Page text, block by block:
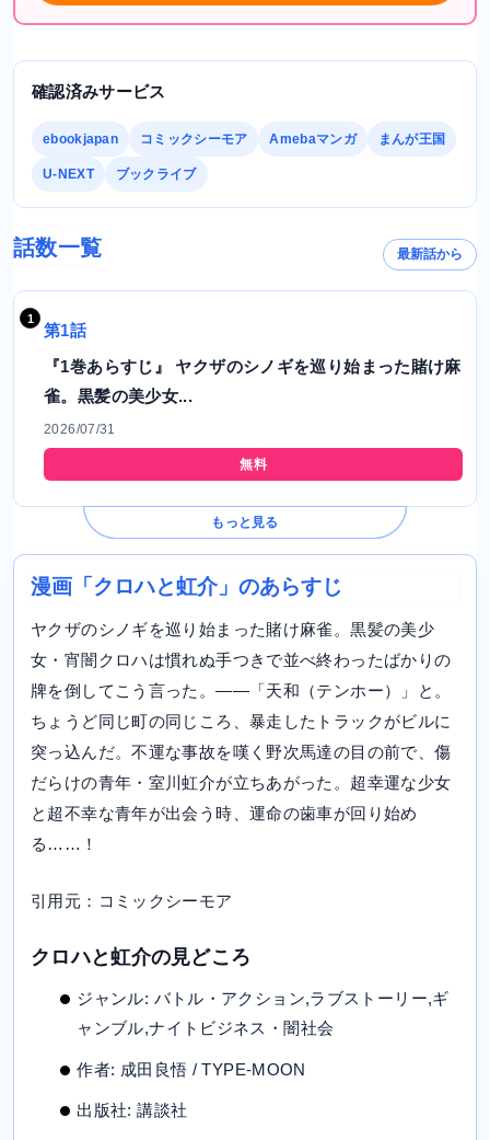
確認済みサービス
ebookjapan コミックシーモア Amebaマンガ まんが王国
U-NEXT ブックライブ
話数一覧 最新話から
第1話
『1巻あらすじ』 ヤクザのシノギを巡り始まった賭け麻
雀。黒髪の美少女...
2026/07/31
無料
もっと見る
漫画「クロハと虹介」のあらすじ
ヤクザのシノギを巡り始まった賭け麻雀。黒髪の美少
女・宵闇クロハは慣れぬ手つきで並べ終わったばかりの
牌を倒してこう言った。――「天和（テンホー）」と。
ちょうど同じ町の同じころ、暴走したトラックがビルに
突っ込んだ。不運な事故を嘆く野次馬達の目の前で、傷
だらけの青年・室川虹介が立ちあがった。超幸運な少女
と超不幸な青年が出会う時、運命の歯車が回り始め
る……！
引用元：コミックシーモア
クロハと虹介の見どころ
ジャンル: バトル・アクション,ラブストーリー,ギ
ャンブル,ナイトビジネス・闇社会
作者: 成田良悟 / TYPE-MOON
出版社: 講談社